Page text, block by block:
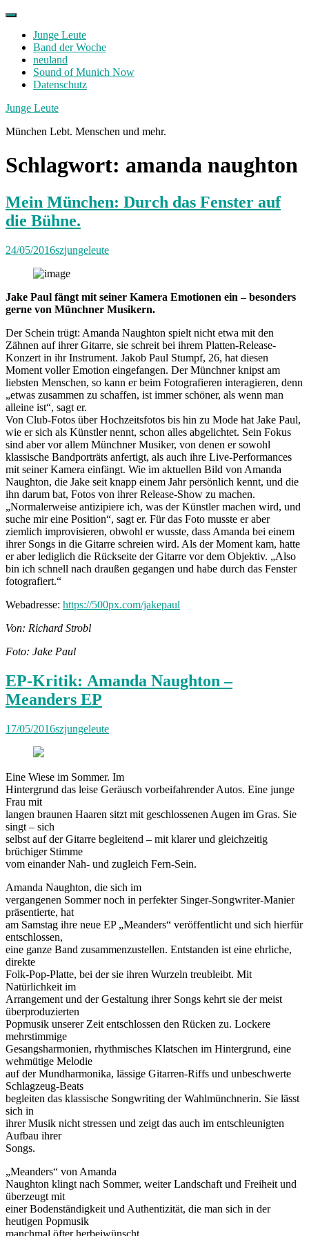
Skip
contentJunge Leute
Band der Woche
neuland
Sound of Munich Now
Datenschutz
Facebook
Twitter
Instagram
Junge Leute
München Lebt. Menschen und mehr.
Schlagwort: amanda naughton
Mein München: Durch das Fenster auf
die Bühne.
24/05/2016szjungeleute
Jake Paul fängt mit seiner Kamera Emotionen ein – besonders
gerne von Münchner Musikern.
Der Schein trügt: Amanda Naughton spielt nicht etwa mit den
Zähnen auf ihrer Gitarre, sie schreit bei ihrem Platten-Release-
Konzert in ihr Instrument. Jakob Paul Stumpf, 26, hat diesen
Moment voller Emotion eingefangen. Der Münchner knipst am
liebsten Menschen, so kann er beim Fotografieren interagieren, denn
„etwas zusammen zu schaffen, ist immer schöner, als wenn man
alleine ist“, sagt er.
Von Club-Fotos über Hochzeitsfotos bis hin zu Mode hat Jake Paul,
wie er sich als Künstler nennt, schon alles abgelichtet. Sein Fokus
sind aber vor allem Münchner Musiker, von denen er sowohl
klassische Bandporträts anfertigt, als auch ihre Live-Performances
mit seiner Kamera einfängt. Wie im aktuellen Bild von Amanda
Naughton, die Jake seit knapp einem Jahr persönlich kennt, und die
ihn darum bat, Fotos von ihrer Release-Show zu machen.
„Normalerweise antizipiere ich, was der Künstler machen wird, und
suche mir eine Position“, sagt er. Für das Foto musste er aber
ziemlich improvisieren, obwohl er wusste, dass Amanda bei einem
ihrer Songs in die Gitarre schreien wird. Als der Moment kam, hatte
er aber lediglich die Rückseite der Gitarre vor dem Objektiv. „Also
bin ich schnell nach draußen gegangen und habe durch das Fenster
fotografiert.“
Webadresse: https://500px.com/jakepaul
Von: Richard Strobl
Foto: Jake Paul
EP-Kritik: Amanda Naughton –
Meanders EP
17/05/2016szjungeleute
Eine Wiese im Sommer. Im
Hintergrund das leise Geräusch vorbeifahrender Autos. Eine junge
Frau mit
langen braunen Haaren sitzt mit geschlossenen Augen im Gras. Sie
singt – sich
selbst auf der Gitarre begleitend – mit klarer und gleichzeitig
brüchiger Stimme
vom einander Nah- und zugleich Fern-Sein.
Amanda Naughton, die sich im
vergangenen Sommer noch in perfekter Singer-Songwriter-Manier
präsentierte, hat
am Samstag ihre neue EP „Meanders“ veröffentlicht und sich hierfür
entschlossen,
eine ganze Band zusammenzustellen. Entstanden ist eine ehrliche,
direkte
Folk-Pop-Platte, bei der sie ihren Wurzeln treubleibt. Mit
Natürlichkeit im
Arrangement und der Gestaltung ihrer Songs kehrt sie der meist
überproduzierten
Popmusik unserer Zeit entschlossen den Rücken zu. Lockere
mehrstimmige
Gesangsharmonien, rhythmisches Klatschen im Hintergrund, eine
wehmütige Melodie
auf der Mundharmonika, lässige Gitarren-Riffs und unbeschwerte
Schlagzeug-Beats
begleiten das klassische Songwriting der Wahlmünchnerin. Sie lässt
sich in
ihrer Musik nicht stressen und zeigt das auch im entschleunigten
Aufbau ihrer
Songs.
„Meanders“ von Amanda
Naughton klingt nach Sommer, weiter Landschaft und Freiheit und
überzeugt mit
einer Bodenständigkeit und Authentizität, die man sich in der
heutigen Popmusik
manchmal öfter herbeiwünscht.